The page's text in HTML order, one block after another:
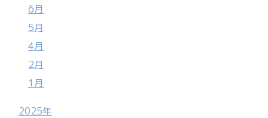
6月
5月
4月
2月
1月
2025年